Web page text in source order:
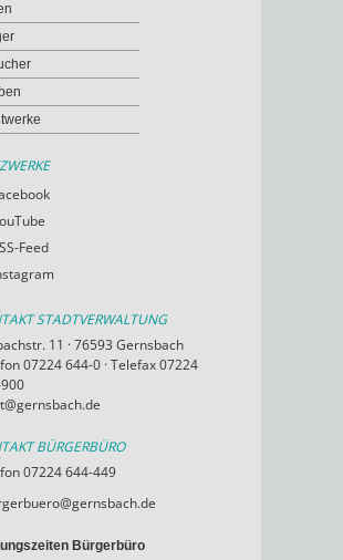
Feed
STADTVERWALTUNG
11 · 76593 Gernsbach
07224 644-0 · Telefax 07224
BÜRGERBÜRO
07224 644-449
Bürgerbüro